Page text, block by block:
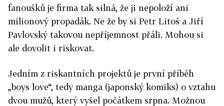
fanoušků je firma tak silná, že ji nepoloží ani
milionový propadák. Ne že by si Petr Litoš a Jiří
Pavlovský takovou nepříjemnost přáli. Mohou si
ale dovolit i riskovat.
Jedním z riskantních projektů je první příběh
„boys love“, tedy manga (japonský komiks) o vztahu
dvou mužů, který vyšel počátkem srpna. Možnou